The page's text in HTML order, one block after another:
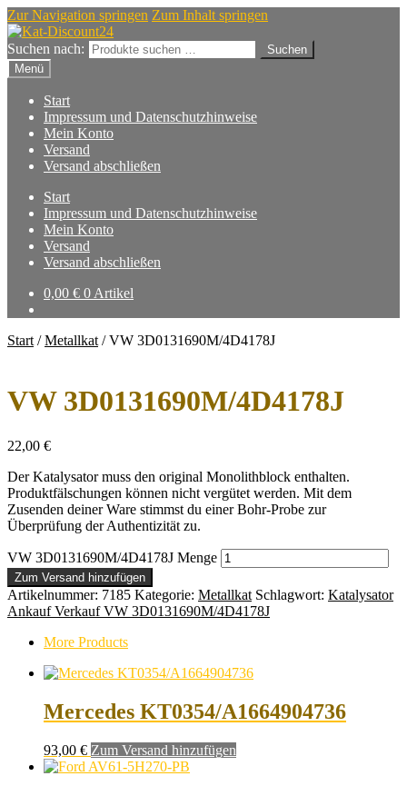
Zur Navigation springen Zum Inhalt springen
Suchen nach:
Suchen
Menü
Start
Impressum und Datenschutzhinweise
Mein Konto
Versand
Versand abschließen
Start
Impressum und Datenschutzhinweise
Mein Konto
Versand
Versand abschließen
0,00 € 0 Artikel
Start /Metallkat /VW 3D0131690M/4D4178J
VW 3D0131690M/4D4178J
22,00 €
Der Katalysator muss den original Monolithblock enthalten.
Produktfälschungen können nicht vergütet werden. Mit dem
Zusenden deiner Ware stimmst du einer Bohr-Probe zur
Überprüfung der Authentizität zu.
VW 3D0131690M/4D4178J Menge
Zum Versand hinzufügen
Artikelnummer: 7185 Kategorie: Metallkat Schlagwort: Katalysator
Ankauf Verkauf VW 3D0131690M/4D4178J
More Products
Mercedes KT0354/A1664904736
93,00 € Zum Versand hinzufügen